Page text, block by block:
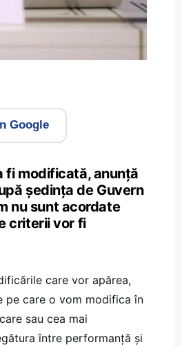
Google
fi modificată, anunță
ședința de Guvern
nu sunt acordate
criterii vor fi
care vor apărea,
pe care o vom modifica în
sau cea mai
între performanță și